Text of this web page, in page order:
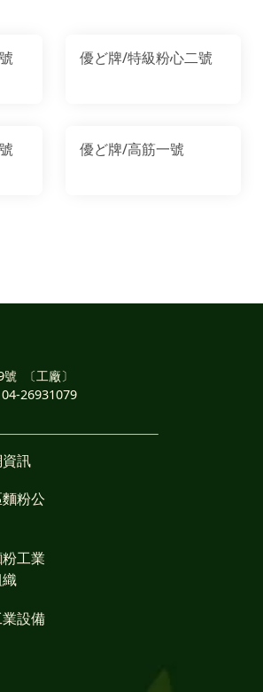
優ど牌/特級粉心二號
優ど牌/高筋一號
〔工廠〕
26931079
訊
粉公
工業
設備